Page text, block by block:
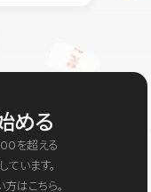
める
を超える
います。
はこちら。